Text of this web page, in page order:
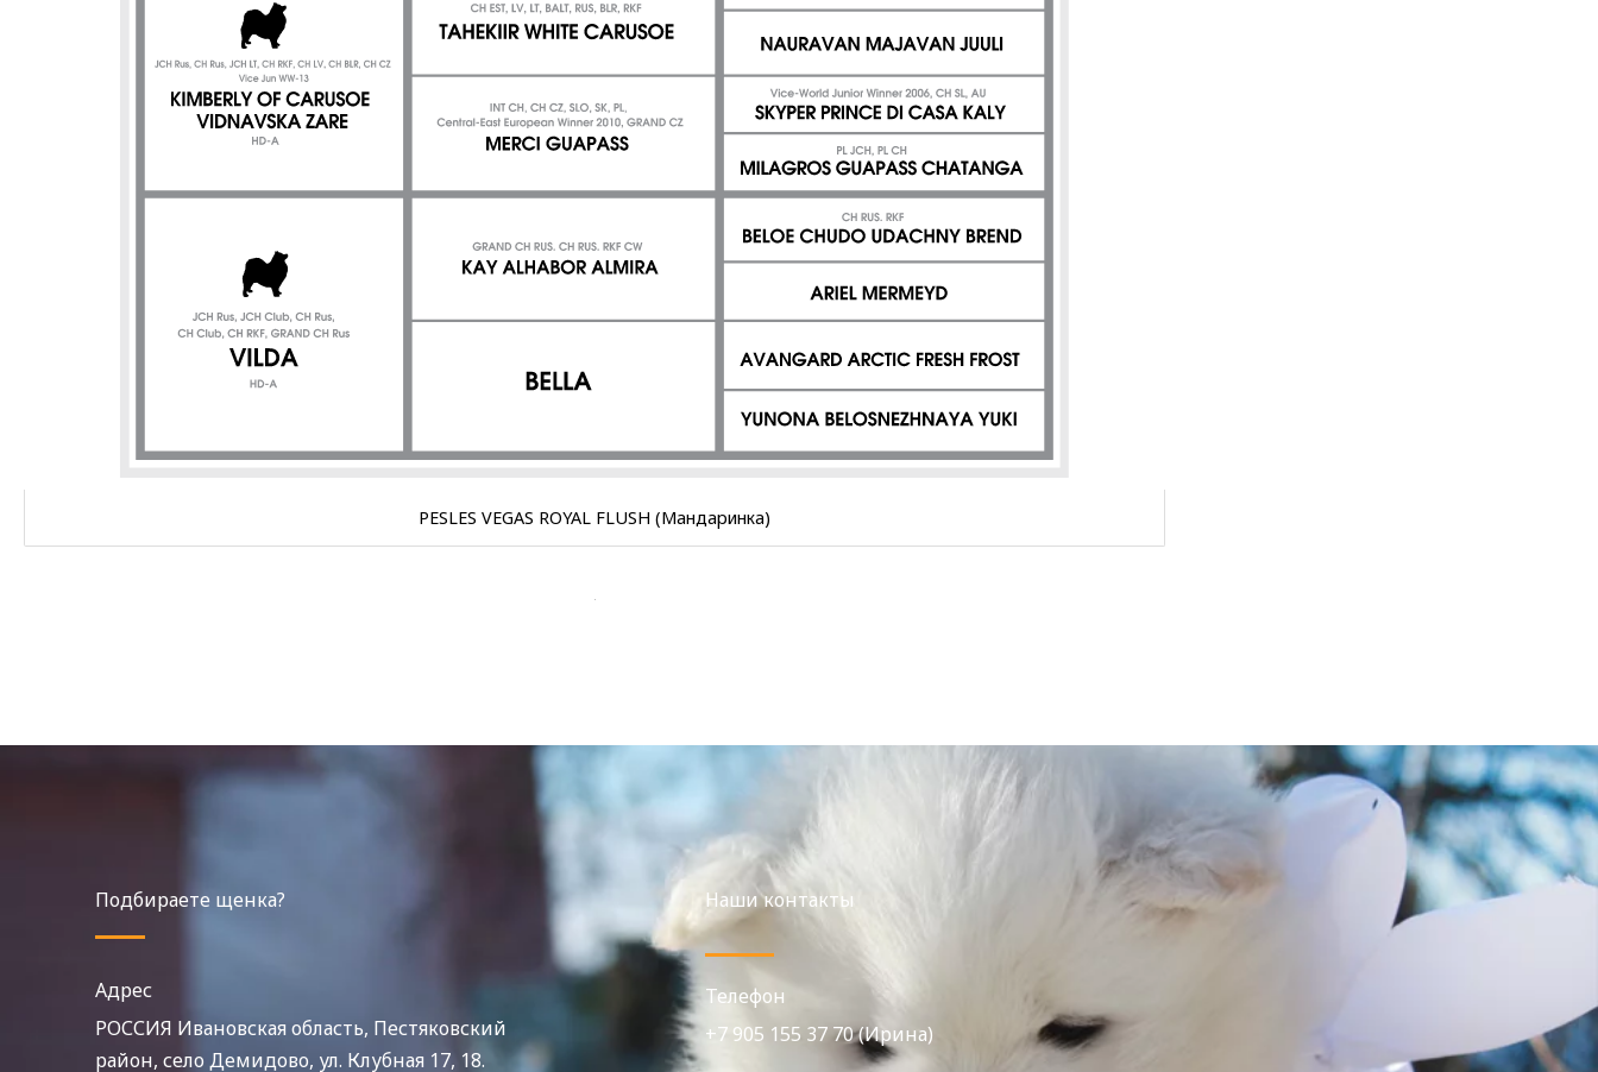
PESLES VEGAS ROYAL FLUSH (Мандаринка)
Подбираете щенка?
Адрес
РОССИЯ Ивановская область, Пестяковский
район, село Демидово, ул. Клубная 17, 18.
Наши контакты
Телефон
+7 905 155 37 70 (Ирина)